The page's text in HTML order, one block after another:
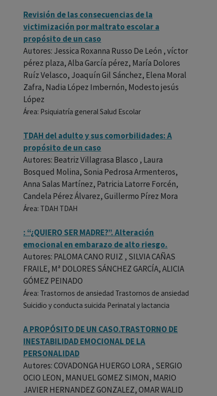
Revisión de las consecuencias de la
victimización por maltrato escolar a
propósito de un caso
Autores: Jessica Roxanna Russo De León , víctor
pérez plaza, Alba García pérez, María Dolores
Ruíz Velasco, Joaquín Gil Sánchez, Elena Moral
Zafra, Nadia López Imbernón, Modesto jesús
López
Área: Psiquiatría general Salud Escolar
TDAH del adulto y sus comorbilidades: A
propósito de un caso
Autores: Beatriz Villagrasa Blasco , Laura
Bosqued Molina, Sonia Pedrosa Armenteros,
Anna Salas Martínez, Patricia Latorre Forcén,
Candela Pérez Álvarez, Guillermo Pírez Mora
Área: TDAH TDAH
: “¿QUIERO SER MADRE?”. Alteración
emocional en embarazo de alto riesgo.
Autores: PALOMA CANO RUIZ , SILVIA CAÑAS
FRAILE, Mª DOLORES SÁNCHEZ GARCÍA, ALICIA
GÓMEZ PEINADO
Área: Trastornos de ansiedad Trastornos de ansiedad
Suicidio y conducta suicida Perinatal y lactancia
A PROPÓSITO DE UN CASO.TRASTORNO DE
INESTABILIDAD EMOCIONAL DE LA
PERSONALIDAD
Autores: COVADONGA HUERGO LORA , SERGIO
OCIO LEON, MANUEL GOMEZ SIMON, MARIO
JAVIER HERNANDEZ GONZALEZ, OMAR WALID